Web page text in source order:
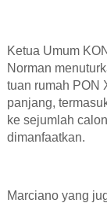
Ketua Umum
Norman
tuan rumah PON
panjang,
ke sejumlah
dimanfaatkan.
Marcianoyang